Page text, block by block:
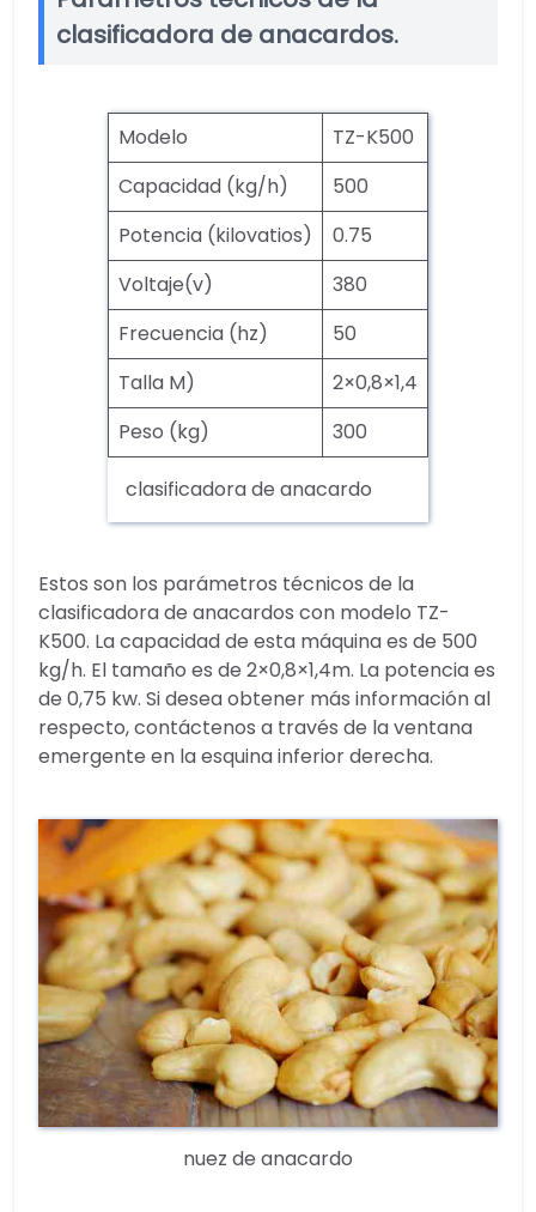
clasificadora de anacardos.
Modelo
TZ-K500
Capacidad (kg/h)
500
Potencia (kilovatios)
0.75
Voltaje(v)
380
Frecuencia (hz)
50
Talla M)
2×0,8×1,4
Peso (kg)
300
clasificadora de anacardo
Estos son los parámetros técnicos de la
clasificadora de anacardos con modelo TZ-
K500. La capacidad de esta máquina es de 500
kg/h. El tamaño es de 2×0,8×1,4m. La potencia es
de 0,75 kw. Si desea obtener más información al
respecto, contáctenos a través de la ventana
emergente en la esquina inferior derecha.
nuez de anacardo